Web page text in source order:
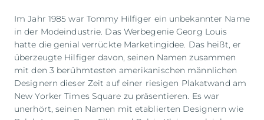
Im Jahr 1985 war Tommy Hilfiger ein unbekannter Name
in der Modeindustrie. Das Werbegenie Georg Louis
hatte die genial verrückte Marketingidee. Das heißt, er
überzeugte Hilfiger davon, seinen Namen zusammen
mit den 3 berühmtesten amerikanischen männlichen
Designern dieser Zeit auf einer riesigen Plakatwand am
New Yorker Times Square zu präsentieren. Es war
unerhört, seinen Namen mit etablierten Designern wie